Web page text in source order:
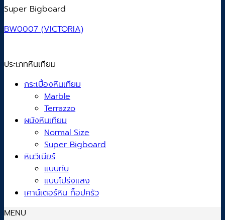
Super Bigboard
BW0007 (VICTORIA)
ประเภทหินเทียม
กระเบื้องหินเทียม
Marble
Terrazzo
ผนังหินเทียม
Normal Size
Super Bigboard
หินวีเนียร์
แบบทึบ
แบบโปร่งแสง
เคาน์เตอร์หิน ท็อปครัว
MENU